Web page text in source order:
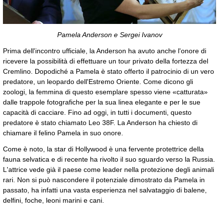
Pamela Anderson e Sergei Ivanov
Prima dell'incontro ufficiale, la Anderson ha avuto anche l'onore di
ricevere la possibilità di effettuare un tour privato della fortezza del
Cremlino. Dopodiché a Pamela è stato offerto il patrocinio di un vero
predatore, un leopardo dell'Estremo Oriente. Come dicono gli
zoologi, la femmina di questo esemplare spesso viene «catturata»
dalle trappole fotografiche per la sua linea elegante e per le sue
capacità di cacciare. Fino ad oggi, in tutti i documenti, questo
predatore è stato chiamato Leo 38F. La Anderson ha chiesto di
chiamare il felino Pamela in suo onore.
Come è noto, la star di Hollywood è una fervente protettrice della
fauna selvatica e di recente ha rivolto il suo sguardo verso la Russia.
L'attrice vede già il paese come leader nella protezione degli animali
rari. Non si può nascondere il potenziale dimostrato da Pamela in
passato, ha infatti una vasta esperienza nel salvataggio di balene,
delfini, foche, leoni marini e cani.